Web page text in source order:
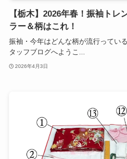
【栃木】2026年春！振袖ト
ラー＆柄はこれ！
振袖・今年はどんな柄が流行ってい
タッフブログへようこ...
2026年4月3日